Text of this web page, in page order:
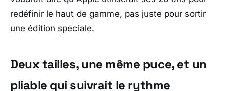
redéfinir le haut de gamme, pas juste pour sortir
une édition spéciale.
Deux tailles, une même puce, et un
pliable qui suivrait le rythme